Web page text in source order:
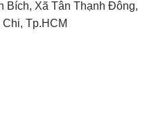
Bích, Xã Tân Thạnh Đông,
Tp.HCM